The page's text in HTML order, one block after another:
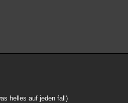
helles auf jeden fall)